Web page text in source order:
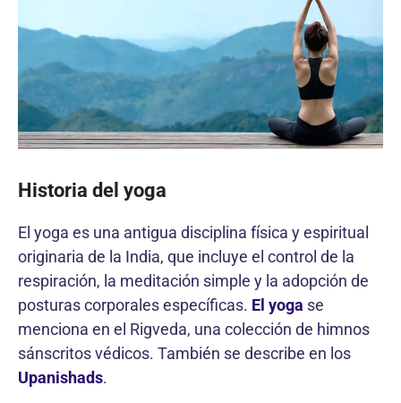
Historia del yoga
El yoga es una antigua disciplina física y espiritual
originaria de la India, que incluye el control de la
respiración, la meditación simple y la adopción de
posturas corporales específicas. El yoga se
menciona en el Rigveda, una colección de himnos
sánscritos védicos. También se describe en los
Upanishads.